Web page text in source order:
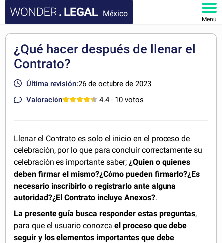
México
Menú
DOCUMENTOS
FAQ
¿Qué hacer después de llenar el
Contrato?
Última revisión:26 de octubre de 2023
Valoración
4.4 - 10 votos
Llenar el Contrato es solo el inicio en el proceso de
celebración, por lo que para concluir correctamente su
celebración es importante saber;¿Quien o quienes
deben firmar el mismo?¿Cómo pueden firmarlo?¿Es
necesario inscribirlo o registrarlo ante alguna
autoridad?¿El Contrato incluye Anexos?.
La presente guía busca responder estas preguntas,
para que el usuario conozcael proceso que debe
seguir y los elementos importantes que debe